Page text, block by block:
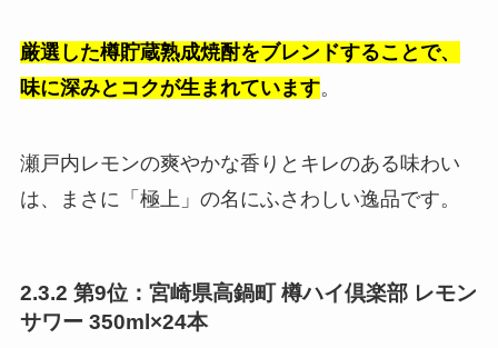
厳選した樽貯蔵熟成焼酎をブレンドすることで、
味に深みとコクが生まれています。
瀬戸内レモンの爽やかな香りとキレのある味わい
は、まさに「極上」の名にふさわしい逸品です。
2.3.2 第9位：宮崎県高鍋町 樽ハイ倶楽部 レモン
サワー 350ml×24本